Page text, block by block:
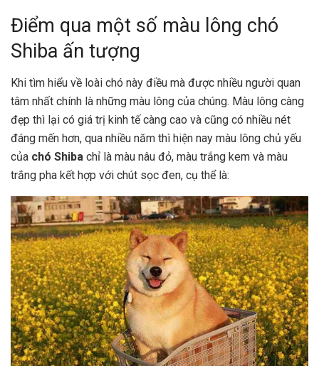
Điểm qua một số màu lông chó
Shiba ấn tượng
Khi tìm hiểu về loài chó này điều mà được nhiều người quan
tâm nhất chính là những màu lông của chúng. Màu lông càng
đẹp thì lại có giá trị kinh tế càng cao và cũng có nhiều nét
đáng mến hơn, qua nhiều năm thì hiện nay màu lông chủ yếu
của chó Shiba chỉ là màu nâu đỏ, màu trắng kem và màu
trắng pha kết hợp với chút sọc đen, cụ thể là: